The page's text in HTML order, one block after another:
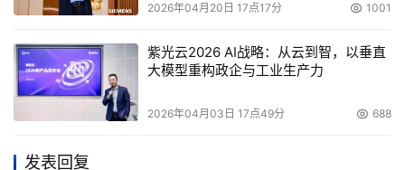
2026年04月20日 17点17分 1001
紫光云2026 AI战略：从云到智，以垂直
大模型重构政企与工业生产力
2026年04月03日 17点49分 688
发表回复